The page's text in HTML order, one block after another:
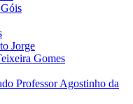
Jorge
Gomes
Professor Agostinho da